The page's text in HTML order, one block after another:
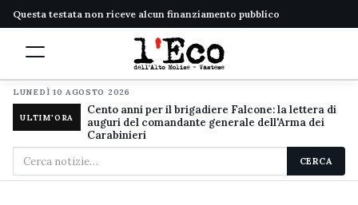
Questa testata non riceve alcun finanziamento pubblico
LUNEDÌ 10 AGOSTO 2026
ULTIM'ORA
Cento anni per il brigadiere Falcone: la lettera di
auguri del comandante generale dell'Arma dei
Carabinieri
Cerca
nel
CERCA